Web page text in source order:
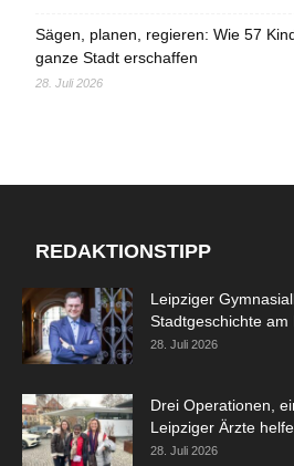
Sägen, planen, regieren: Wie 57
ganze Stadt erschaffen
28. Juli 2026
REDAKTIONSTIPP
Leipziger
Stadtgeschichte am
28. Juli 2026
Drei Operationen,
Leipziger Ärzte
28. Juli 2026